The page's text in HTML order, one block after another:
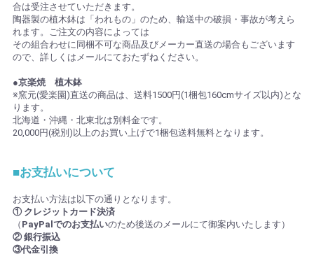
合は受注させていただきます。
陶器製の植木鉢は「われもの」のため、輸送中の破損・事故が考えら
れます。ご注文の内容によっては
その組合わせに同梱不可な商品及びメーカー直送の場合もございます
ので、詳しくはメールにておたずねください。
●京楽焼 植木鉢
※窯元(愛楽園)直送の商品は、送料1500円(1梱包160cmサイズ以内)とな
ります。
北海道・沖縄・北東北は別料金です。
20,000円(税別)以上のお買い上げで1梱包送料無料となります。
■お支払いについて
お支払い方法は以下の通りとなります。
① クレジットカード決済
（ PayPalでのお支払いのため後送のメールにて御案内いたします）
② 銀行振込
③代金引換